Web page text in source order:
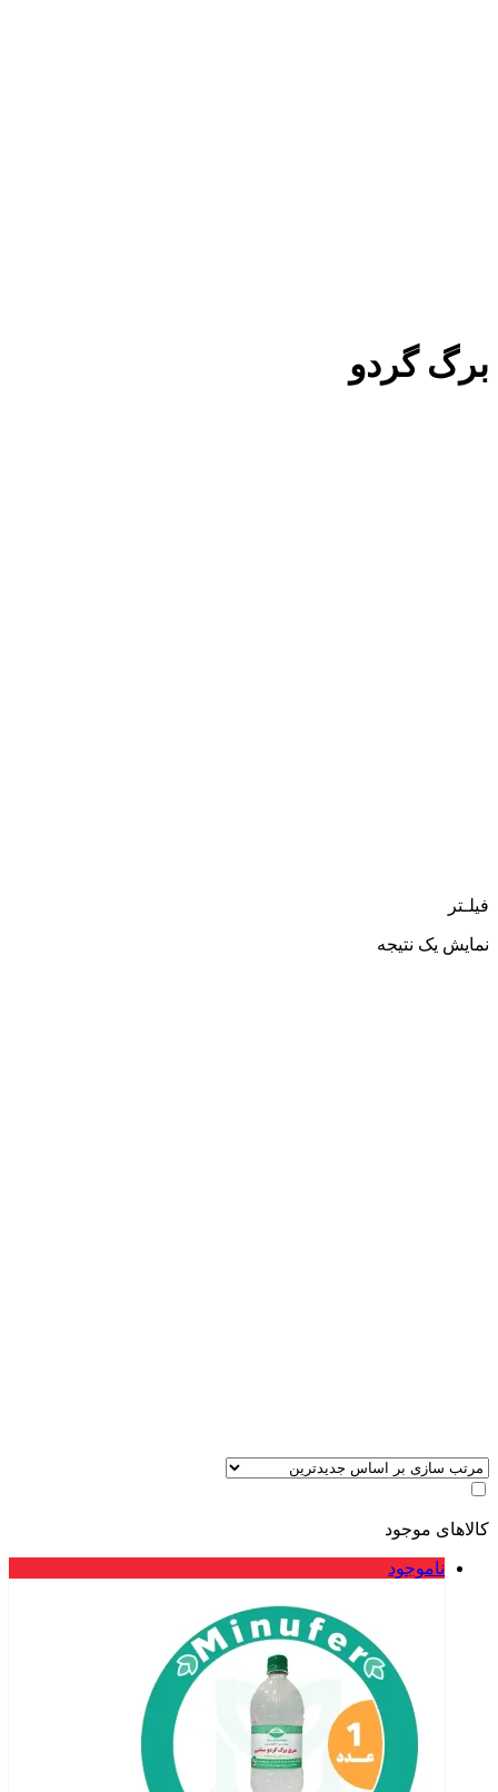
برگ گردو
فیلـتر
نمایش یک نتیجه
کالاهای موجود
ناموجود